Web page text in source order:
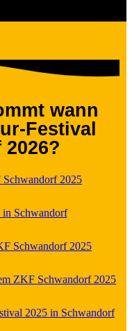
wann
Festival